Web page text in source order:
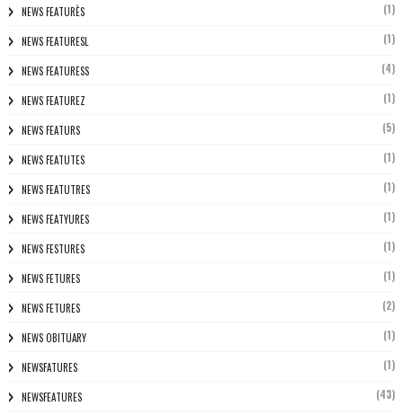
NEWS FEATURÈS (1)
NEWS FEATURESL (1)
NEWS FEATURESS (4)
NEWS FEATUREZ (1)
NEWS FEATURS (5)
NEWS FEATUTES (1)
NEWS FEATUTRES (1)
NEWS FEATYURES (1)
NEWS FESTURES (1)
NEWS FETURES (1)
NEWS FETURES (2)
NEWS OBITUARY (1)
NEWSFATURES (1)
NEWSFEATURES (43)